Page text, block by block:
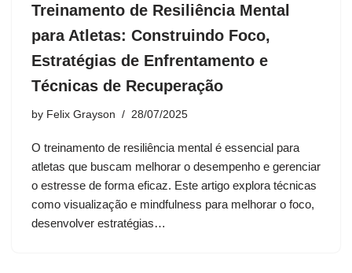
Treinamento de Resiliência Mental
para Atletas: Construindo Foco,
Estratégias de Enfrentamento e
Técnicas de Recuperação
by Felix Grayson 28/07/2025
O treinamento de resiliência mental é essencial para
atletas que buscam melhorar o desempenho e gerenciar
o estresse de forma eficaz. Este artigo explora técnicas
como visualização e mindfulness para melhorar o foco,
desenvolver estratégias…